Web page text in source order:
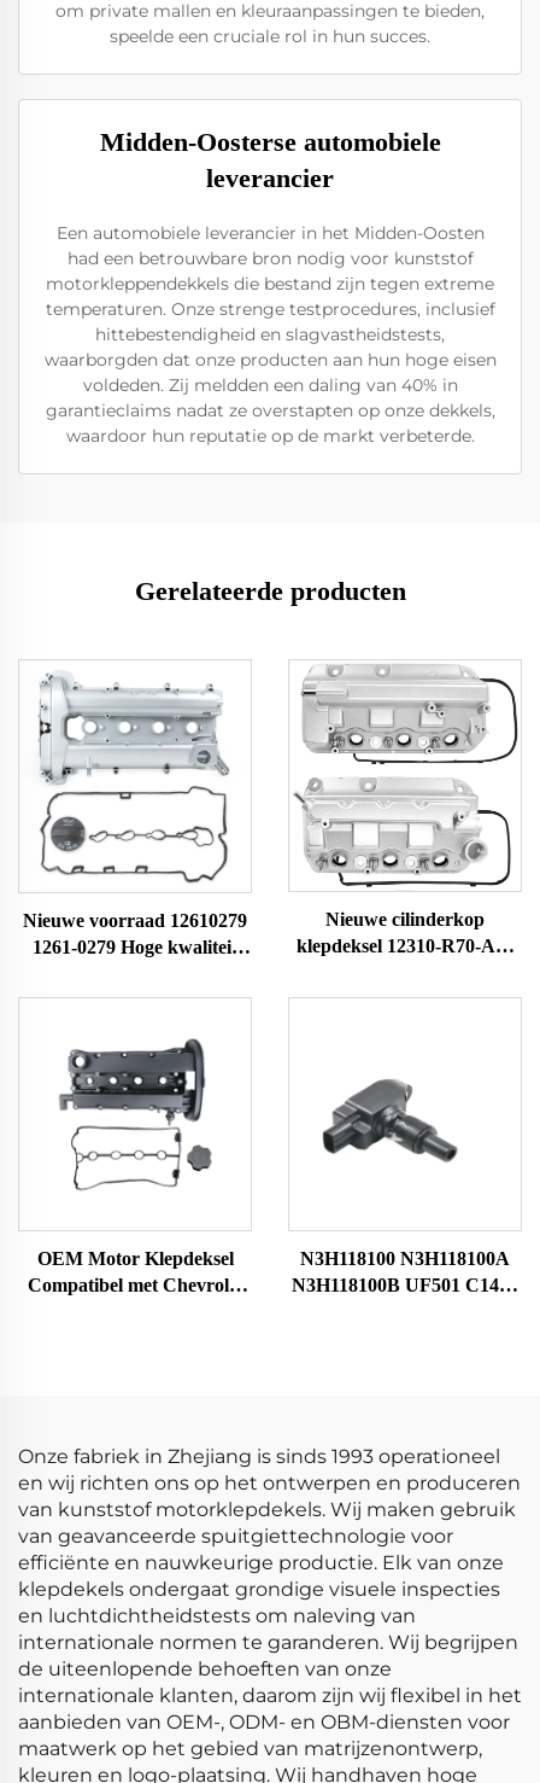
om private mallen en kleuraanpassingen te bieden,
speelde een cruciale rol in hun succes.
Midden-Oosterse automobiele
leverancier
Een automobiele leverancier in het Midden-Oosten
had een betrouwbare bron nodig voor kunststof
motorkleppendekkels die bestand zijn tegen extreme
temperaturen. Onze strenge testprocedures, inclusief
hittebestendigheid en slagvastheidstests,
waarborgden dat onze producten aan hun hoge eisen
voldeden. Zij meldden een daling van 40% in
garantieclaims nadat ze overstapten op onze dekkels,
waardoor hun reputatie op de markt verbeterde.
Gerelateerde producten
Nieuwe voorraad 12610279
1261-0279 Hoge kwaliteit
motorcilinder voor C-
kopklepdeksel
Nieuwe cilinderkop
klepdeksel 12310-R70-A00
12310-R70-A10 voor motor
OEM Motor Klepdeksel
Compatibel met Chevrolet
N3H118100 N3H118100A
N3H118100B UF501 C1459
Onze fabriek in Zhejiang is sinds 1993 operationeel
en wij richten ons op het ontwerpen en produceren
van kunststof motorklepdekels. Wij maken gebruik
van geavanceerde spuitgiettechnologie voor
efficiënte en nauwkeurige productie. Elk van onze
klepdekels ondergaat grondige visuele inspecties
en luchtdichtheidstests om naleving van
internationale normen te garanderen. Wij begrijpen
de uiteenlopende behoeften van onze
internationale klanten, daarom zijn wij flexibel in het
aanbieden van OEM-, ODM- en OBM-diensten voor
maatwerk op het gebied van matrijzenontwerp,
kleuren en logo-plaatsing. Wij handhaven hoge